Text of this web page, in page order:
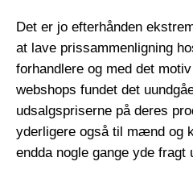
Det er jo efterhånden
at lave prissammenligning
forhandlere og med det
webshops fundet det
udsalgspriserne på deres
yderligere også til mænd og
endda nogle gange yde fragt